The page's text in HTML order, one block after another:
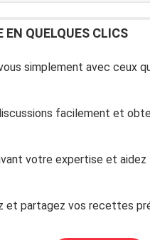
EN QUELQUES CLICS
simplement avec ceux
facilement et
votre expertise et aidez
et partagez vos recettes